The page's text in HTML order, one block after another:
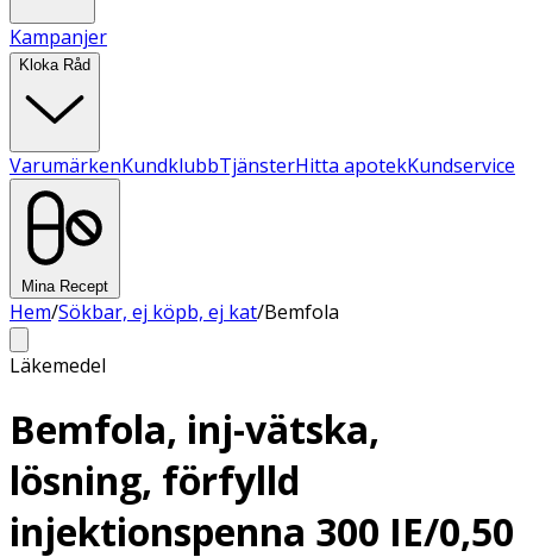
Kampanjer
Kloka Råd
VarumärkenKundklubbTjänsterHitta apotekKundservice
Mina Recept
Hem/Sökbar, ej köpb, ej kat/Bemfola
Läkemedel
Bemfola, inj-vätska,
lösning, förfylld
injektionspenna 300 IE/0,50